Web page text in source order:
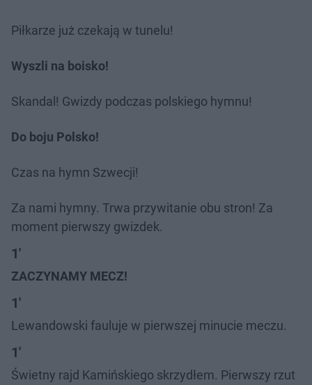
Piłkarze już czekają w tunelu!
Wyszli na boisko!
Skandal! Gwizdy podczas polskiego hymnu!
Do boju Polsko!
Czas na hymn Szwecji!
Za nami hymny. Trwa przywitanie obu stron! Za
moment pierwszy gwizdek.
1'
ZACZYNAMY MECZ!
1'
Lewandowski fauluje w pierwszej minucie meczu.
1'
Świetny rajd Kamińskiego skrzydłem. Pierwszy rzut